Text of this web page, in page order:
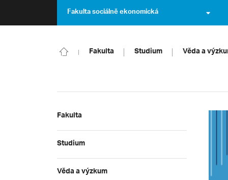
Fakulta sociálně ekonomická
Fakulta Studium Věda a
Fakulta
Studium
Věda a výzkum